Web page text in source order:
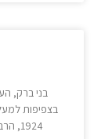
בני ברק,
1924, הרבה מאד מבנים ישנים אשר סובלים מליקויים